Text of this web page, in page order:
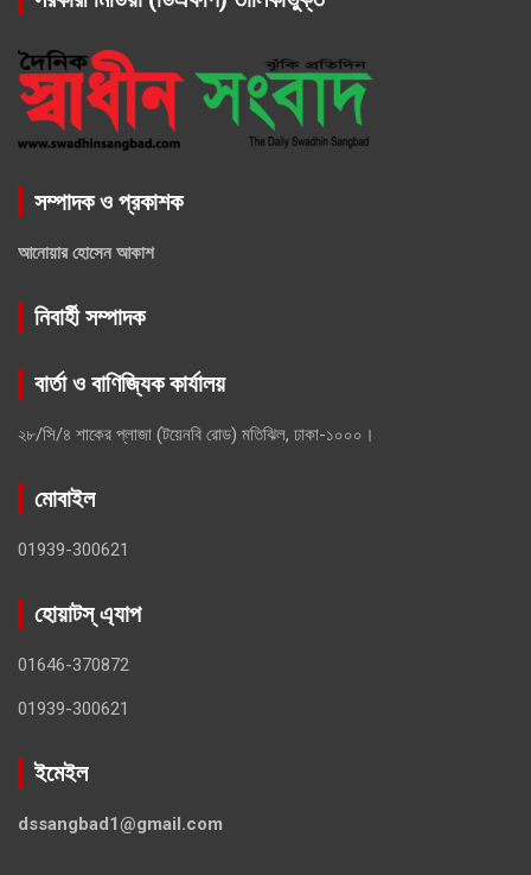
সম্পাদক ও প্রকাশক
আনোয়ার হোসেন আকাশ
নিবার্হী সম্পাদক
বার্তা ও বাণিজ্যিক কার্যালয়
২৮/সি/৪ শাকের প্লাজা (টয়েনবি রোড) মতিঝিল, ঢাকা-১০০০।
মোবাইল
01939-300621
হোয়াটস্ এ্যাপ
01646-370872
01939-300621
ইমেইল
dssangbad1@gmail.com